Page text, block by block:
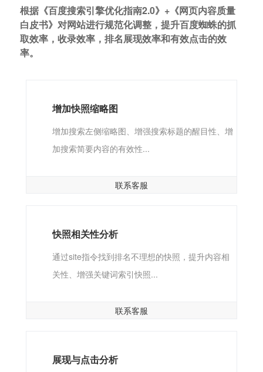
根据《百度搜索引擎优化指南2.0》+《网页内容质量
白皮书》对网站进行规范化调整，提升百度蜘蛛的抓
取效率，收录效率，排名展现效率和有效点击的效
率。
增加快照缩略图
增加搜索左侧缩略图、增强搜索标题的醒目性、增
加搜索简要内容的有效性...
联系客服
快照相关性分析
通过site指令找到排名不理想的快照，提升内容相
关性、增强关键词索引快照...
联系客服
展现与点击分析